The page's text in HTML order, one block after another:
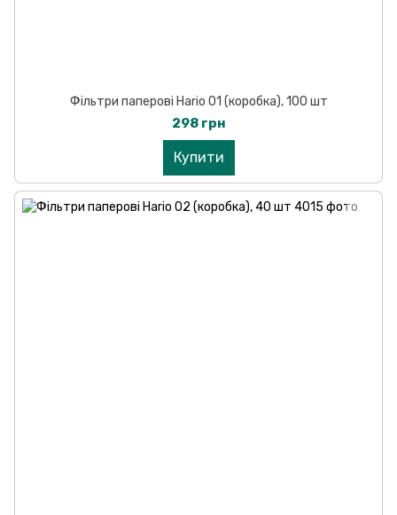
Фільтри паперові Hario 01 (коробка), 100 шт
298 грн
Купити